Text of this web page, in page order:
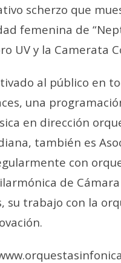
scherzo que
femenina de
UV y la Camerata
al público en
una
en dirección
también es
con
de Cámara
su trabajo con la